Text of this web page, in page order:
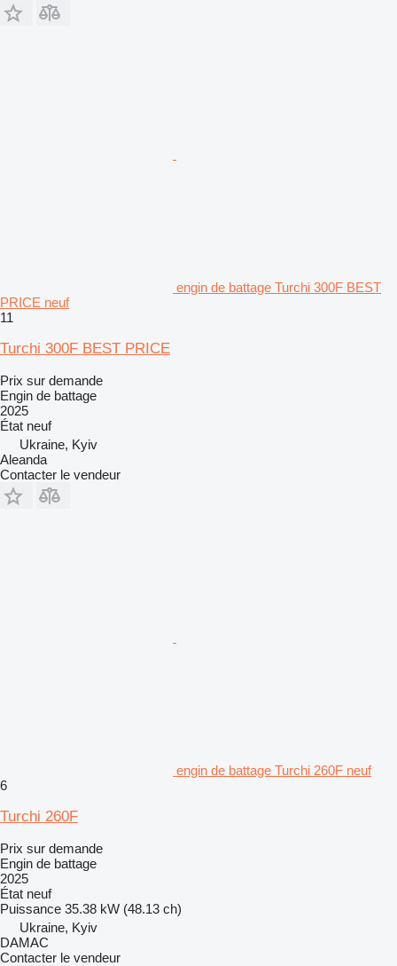
engin de battage Turchi 300F BEST
PRICE neuf
11
Turchi 300F BEST PRICE
Prix sur demande
Engin de battage
2025
État neuf
Ukraine, Kyiv
Aleanda
Contacter le vendeur
engin de battage Turchi 260F neuf
6
Turchi 260F
Prix sur demande
Engin de battage
2025
État neuf
Puissance 35.38 kW (48.13 ch)
Ukraine, Kyiv
DAMAC
Contacter le vendeur